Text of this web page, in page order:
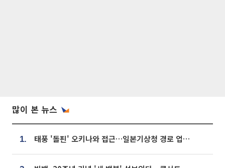
많이 본 뉴스
1. 태풍 '돌핀' 오키나와 접근…일본기상청 경로 업데이트